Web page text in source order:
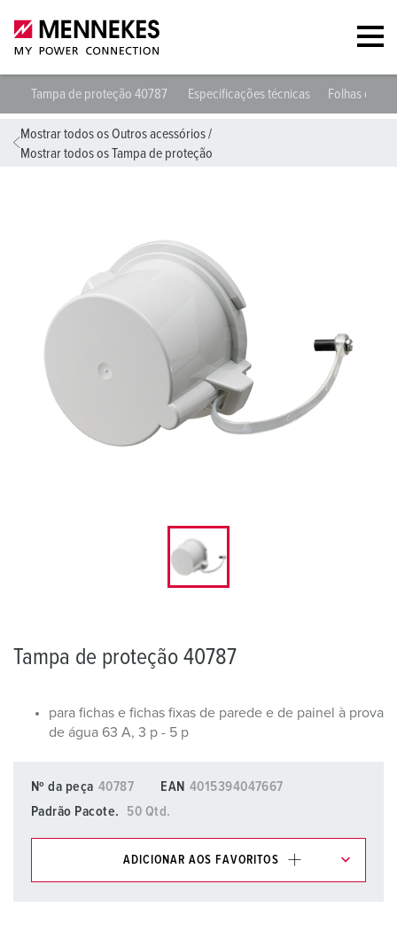
Tampa de proteção 40787 Especificações técnicas Folhas de
Mostrar todos os Outros acessórios/
Mostrar todos os Tampa de proteção
Tampa de proteção 40787
para fichas e fichas fixas de parede e de painel à prova
de água 63 A, 3 p - 5 p
Nº da peça 40787 EAN 4015394047667
Padrão Pacote.
50 Qtd.
ADICIONAR AOS FAVORITOS